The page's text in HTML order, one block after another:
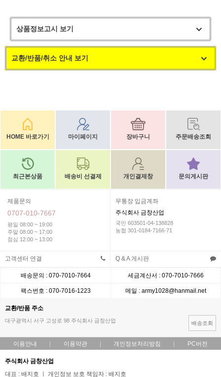
상품정보고시 보기
교환/반품/취소 안내 보기
HOME 바로가기 마이페이지 장바구니 주문배송조회
최근본상품 배송비 선결제 개인결제창 문의게시판
제품문의
0707-010-7667
평일 08:00 ~ 19:00
주말 08:00 ~ 17:00
점심 12:00 ~ 13:00
무통장 입금계좌
주식회사 금창산업
국민 603501-04-138828
농협 301-0184-7166-71
고객센터 연결 Q & A 게시판
배송문의 : 070-7010-7664 세금계산서 : 070-7010-7666
팩스번호 : 070-7016-1223 메일 : army1028@hanmail.net
교환/반품 주소
대구광역시 서구 고성로 98 주식회사 금창산업 배송조회
이용안내 이용약관 개인정보처리방침 PC버전
주식회사 금창산업
대표 : 배지호 ㅣ 개인정보 보호 책임자 : 배지호